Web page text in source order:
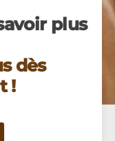
plus
dès
!